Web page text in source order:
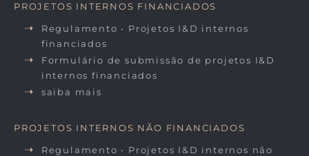
PROJETOS INTERNOS FINANCIADOS
Regulamento • Projetos I&D internos
financiados
Formulário de submissão de projetos I&D
internos financiados
saiba mais
PROJETOS INTERNOS NÃO FINANCIADOS
Regulamento • Projetos I&D internos não